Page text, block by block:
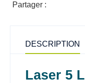
Partager :
DESCRIPTION
Laser 5